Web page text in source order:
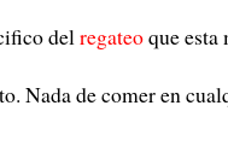
del regateoque esta
Nada de comer en